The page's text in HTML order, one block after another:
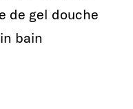
de gel douche
bain